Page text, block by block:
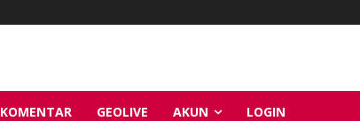
KOMENTAR GEOLIVE AKUN LOGIN